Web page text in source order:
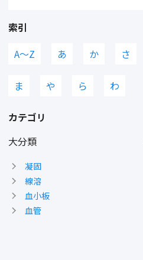
索引
A〜Z
あ か さ
ま や ら わ
カテゴリ
大分類
凝固
線溶
血小板
血管